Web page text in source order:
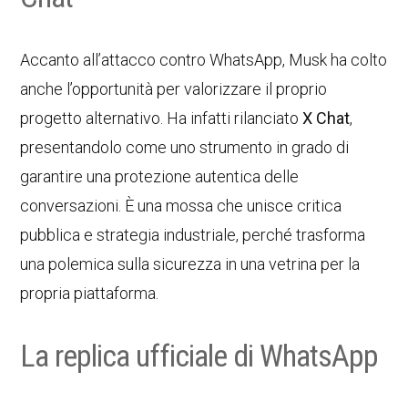
Accanto all’attacco contro WhatsApp, Musk ha colto
anche l’opportunità per valorizzare il proprio
progetto alternativo. Ha infatti rilanciatoX Chat,
presentandolo come uno strumento in grado di
garantire una protezione autentica delle
conversazioni. È una mossa che unisce critica
pubblica e strategia industriale, perché trasforma
una polemica sulla sicurezza in una vetrina per la
propria piattaforma.
La replica ufficiale di WhatsApp